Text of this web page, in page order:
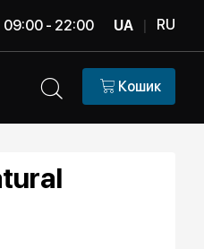
09:00 - 22:00 UA | RU
Кошик